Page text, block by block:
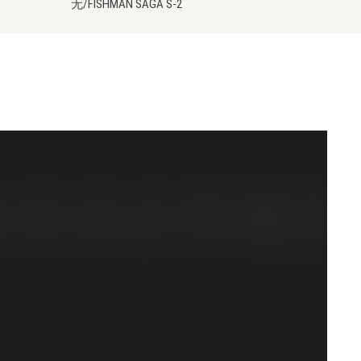
无/FISHMAN SAGA S-2